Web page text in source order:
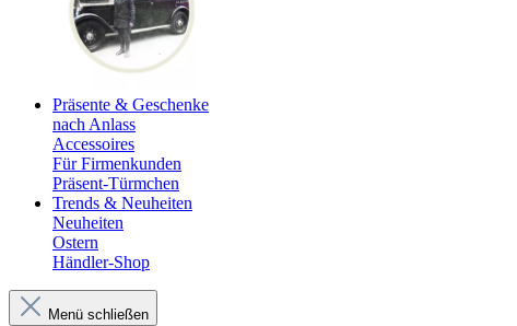
Präsente & Geschenke
nach Anlass
Accessoires
Für Firmenkunden
Präsent-Türmchen
Trends & Neuheiten
Neuheiten
Ostern
Händler-Shop
Menü schließen